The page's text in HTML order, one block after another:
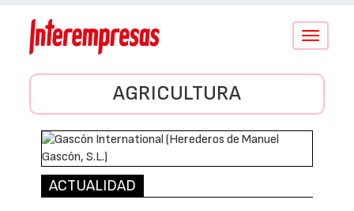
Conmutar
AGRICULTURA
ACTUALIDAD